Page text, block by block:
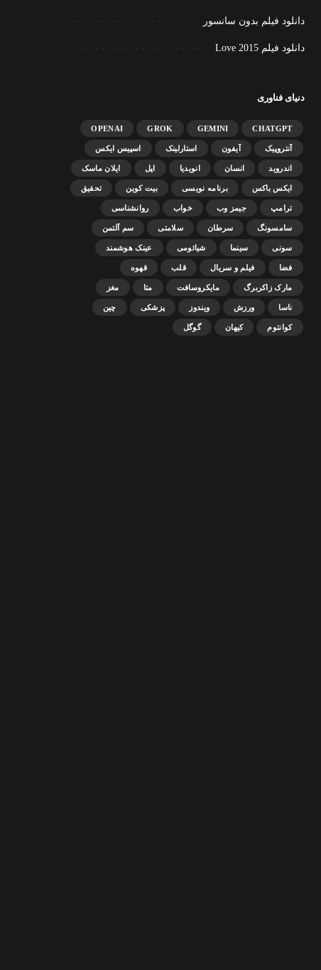
دانلود فیلم بدون سانسور
دانلود فیلم Love 2015
دنیای فناوری
CHATGPT
GEMINI
GROK
OPENAI
آنتروپیک آیفون استارلینک اسپیس ایکس
اندروید انسان انویدیا اپل ایلان ماسک
ایکس باکس برنامه نویسی بیت کوین تحقیق
ترامپ جیمز وب خواب روانشناسی
سامسونگ سرطان سلامتی سم آلتمن
سونی سینما شیائومی عینک هوشمند
فضا فیلم و سریال قلب قهوه
مارک زاکربرگ مایکروسافت متا مغز
ناسا ورزش ویندوز پزشکی چین
کوانتوم کیهان گوگل